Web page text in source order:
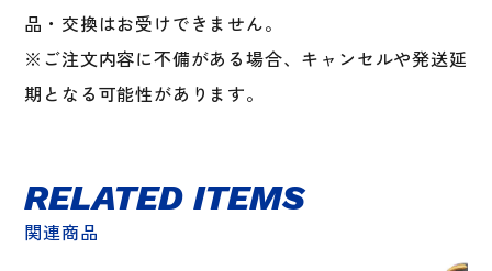
品・交換はお受けできません。
※ご注文内容に不備がある場合、キャンセルや発送延
期となる可能性があります。
関連商品
RELATED ITEMS